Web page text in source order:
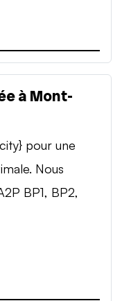
à Mont-
pour une
Nous
BP1, BP2,